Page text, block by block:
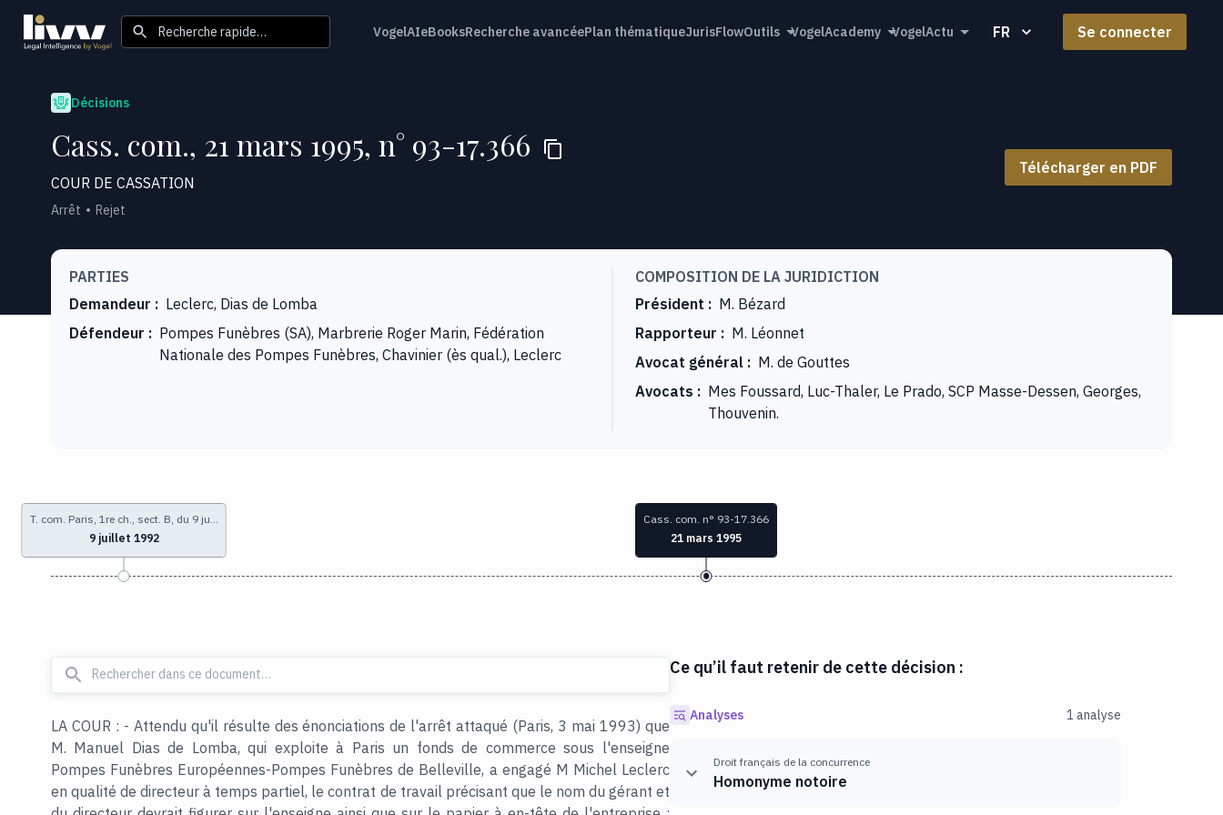
Recherche rapide… VogelAIeBooksRecherche avancéePlan thématiqueJurisFlowOutils VogelAcademy VogelActu FR Se connecter
Décisions
Cass. com., 21 mars 1995, n° 93-17.366
COUR DE CASSATION
Télécharger en PDF
Arrêt Rejet
PARTIES
Demandeur : Leclerc, Dias de Lomba
Défendeur : Pompes Funèbres (SA), Marbrerie Roger Marin, Fédération
Nationale des Pompes Funèbres, Chavinier (ès qual.), Leclerc
COMPOSITION DE LA JURIDICTION
Président : M. Bézard
Rapporteur : M. Léonnet
Avocat général : M. de Gouttes
Avocats : Mes Foussard, Luc-Thaler, Le Prado, SCP Masse-Dessen, Georges,
Thouvenin.
T. com. Paris, 1re ch., sect. B, du 9 ju…
9 juillet 1992
Cass. com. n° 93-17.366
21 mars 1995
LA COUR : - Attendu qu'il résulte des énonciations de l'arrêt attaqué (Paris, 3 mai 1993) que
M. Manuel Dias de Lomba, qui exploite à Paris un fonds de commerce sous l'enseigne
Pompes Funèbres Européennes-Pompes Funèbres de Belleville, a engagé M Michel Leclerc
en qualité de directeur à temps partiel, le contrat de travail précisant que le nom du gérant et
Ce qu’il faut retenir de cette décision :
Analyses 1 analyse
Droit français de la concurrence
Homonyme notoire